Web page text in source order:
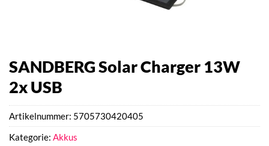
SANDBERG Solar Charger 13W
2x USB
Artikelnummer: 5705730420405
Kategorie: Akkus